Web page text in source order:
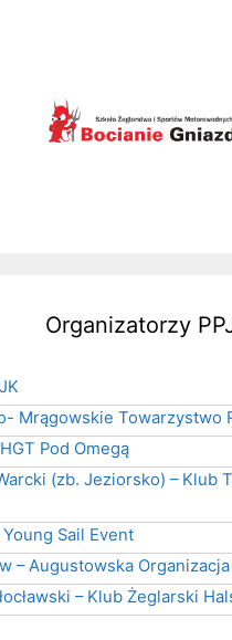
Organizatorzy
Mrągowskie Towarzystwo
Pod Omegą
(zb. Jeziorsko) – Klub
Sail Event
– Augustowska
– Klub Żeglarski